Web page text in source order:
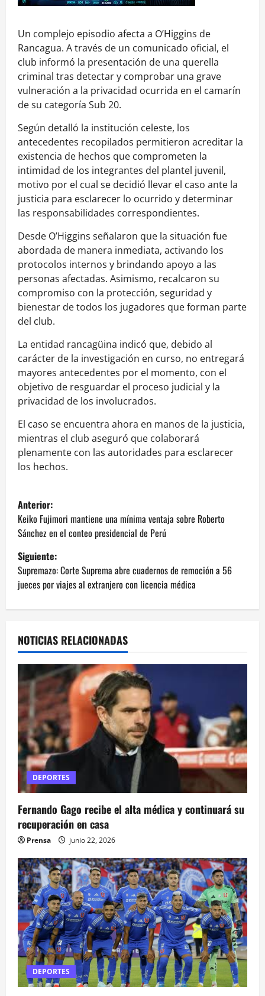
Un complejo episodio afecta a O’Higgins de
Rancagua. A través de un comunicado oficial, el
club informó la presentación de una querella
criminal tras detectar y comprobar una grave
vulneración a la privacidad ocurrida en el camarín
de su categoría Sub 20.
Según detalló la institución celeste, los
antecedentes recopilados permitieron acreditar la
existencia de hechos que comprometen la
intimidad de los integrantes del plantel juvenil,
motivo por el cual se decidió llevar el caso ante la
justicia para esclarecer lo ocurrido y determinar
las responsabilidades correspondientes.
Desde O’Higgins señalaron que la situación fue
abordada de manera inmediata, activando los
protocolos internos y brindando apoyo a las
personas afectadas. Asimismo, recalcaron su
compromiso con la protección, seguridad y
bienestar de todos los jugadores que forman parte
del club.
La entidad rancagüina indicó que, debido al
carácter de la investigación en curso, no entregará
mayores antecedentes por el momento, con el
objetivo de resguardar el proceso judicial y la
privacidad de los involucrados.
El caso se encuentra ahora en manos de la justicia,
mientras el club aseguró que colaborará
plenamente con las autoridades para esclarecer
los hechos.
N
a
v
e
g
c
i
ó
n
d
e
e
n
t
r
a
d
a
s
Anterior:
Keiko Fujimori mantiene una mínima ventaja sobre Roberto
Sánchez en el conteo presidencial de Perú
Siguiente:
Supremazo: Corte Suprema abre cuadernos de remoción a 56
jueces por viajes al extranjero con licencia médica
NOTICIAS RELACIONADAS
DEPORTES
Fernando Gago recibe el alta médica y continuará su
recuperación en casa
Prensa junio 22, 2026
DEPORTES